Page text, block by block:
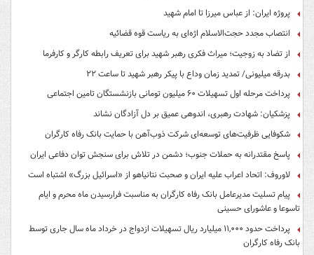
پروژه ایران: از عباس میرزا تا امام شهید
انتصاب مجدد حجت‌الاسلام اژه‌ای به ریاست قوه‌ قضائیه
از تضاد به زوجیت؛ میراث فکری رهبر شهید برای تعریف رابطه کارگر و کارفرما
بدرقه میلیونی/ تمدید زمان وداع با پیکر رهبر شهید تا ساعت ۲۲
پرداخت مرحله اول تسهیلات ۶۰ میلیون تومانی بازنشستگان تامین اجتماعی
پزشکیان: شهادت رهبری، اندوهی عمیق بر دل آزادگان نشاند
شکوفایی ظرفیت‌های توسعه‌ای شرکت ذوب‌آهن با حمایت‌ بانک رفاه کارگران
پاسخ مقتدرانه به حملات جنوب؛ دشمن در تلاش برای سنجش توان دفاعی ایران
لاوروف: اتحاد اعراب علیه ایران و صحبت نتانیاهو از «اسرائیل بزرگ» اشتباه است
پیام تسلیت مدیرعامل بانک رفاه کارگران به مناسبت فرارسیدن ماه محرم و ایام
تاسوعا و عاشورای حسینی
پرداخت حدود ۱۱,۰۰۰ میلیارد ریال تسهیلات ازدواج در خرداد ماه سال جاری توسط
بانک رفاه کارگران